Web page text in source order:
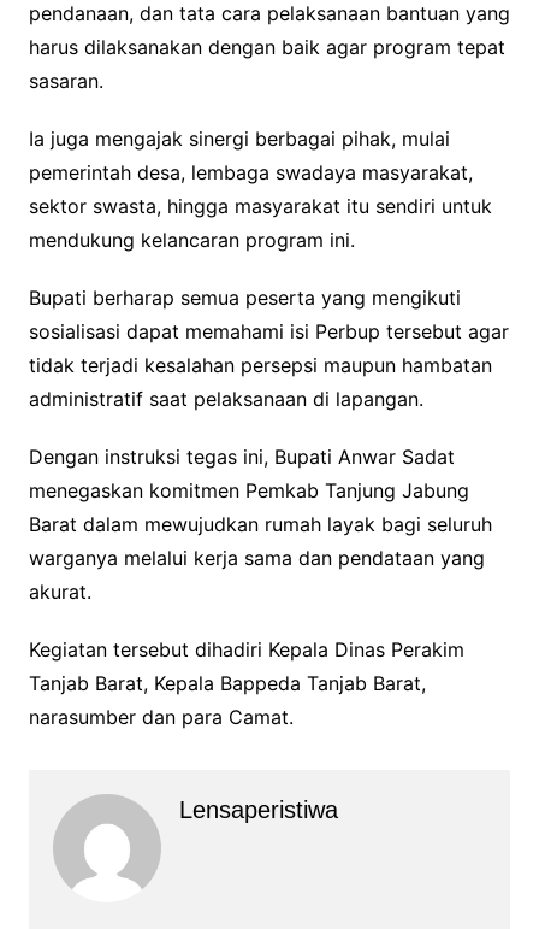
pendanaan, dan tata cara pelaksanaan bantuan yang
harus dilaksanakan dengan baik agar program tepat
sasaran.
Ia juga mengajak sinergi berbagai pihak, mulai
pemerintah desa, lembaga swadaya masyarakat,
sektor swasta, hingga masyarakat itu sendiri untuk
mendukung kelancaran program ini.
Bupati berharap semua peserta yang mengikuti
sosialisasi dapat memahami isi Perbup tersebut agar
tidak terjadi kesalahan persepsi maupun hambatan
administratif saat pelaksanaan di lapangan.
Dengan instruksi tegas ini, Bupati Anwar Sadat
menegaskan komitmen Pemkab Tanjung Jabung
Barat dalam mewujudkan rumah layak bagi seluruh
warganya melalui kerja sama dan pendataan yang
akurat.
Kegiatan tersebut dihadiri Kepala Dinas Perakim
Tanjab Barat, Kepala Bappeda Tanjab Barat,
narasumber dan para Camat.
Lensaperistiwa